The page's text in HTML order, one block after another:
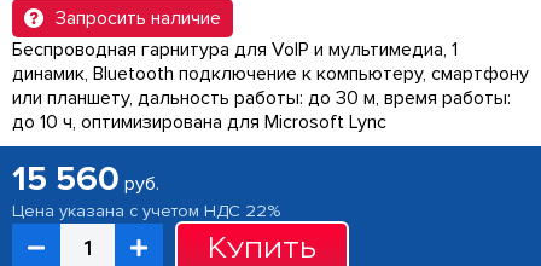
Запросить наличие
Беспроводная гарнитура для VoIP и мультимедиа, 1
динамик, Bluetooth подключение к компьютеру, смартфону
или планшету, дальность работы: до 30 м, время работы:
до 10 ч, оптимизирована для Microsoft Lync
15 560 руб.
Цена указана с учетом НДС 22%
Купить